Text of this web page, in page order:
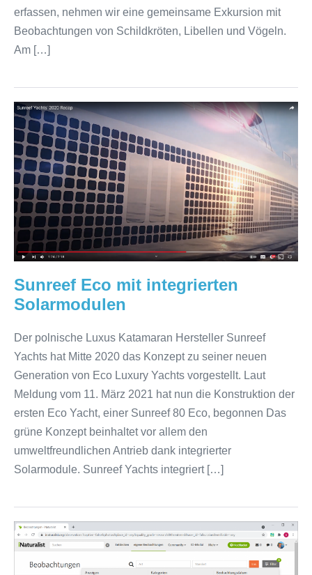
erfassen, nehmen wir eine gemeinsame Exkursion mit
Beobachtungen von Schildkröten, Libellen und Vögeln.
Am […]
Sunreef
Eco
mit
integrierten
Solarmodulen
Sunreef Eco mit integrierten
Solarmodulen
Der polnische Luxus Katamaran Hersteller Sunreef
Yachts hat Mitte 2020 das Konzept zu seiner neuen
Generation von Eco Luxury Yachts vorgestellt. Laut
Meldung vom 11. März 2021 hat nun die Konstruktion der
ersten Eco Yacht, einer Sunreef 80 Eco, begonnen Das
grüne Konzept beinhaltet vor allem den
umweltfreundlichen Antrieb dank integrierter
Solarmodule. Sunreef Yachts integriert […]
Registrierung
bei
iNaturalist